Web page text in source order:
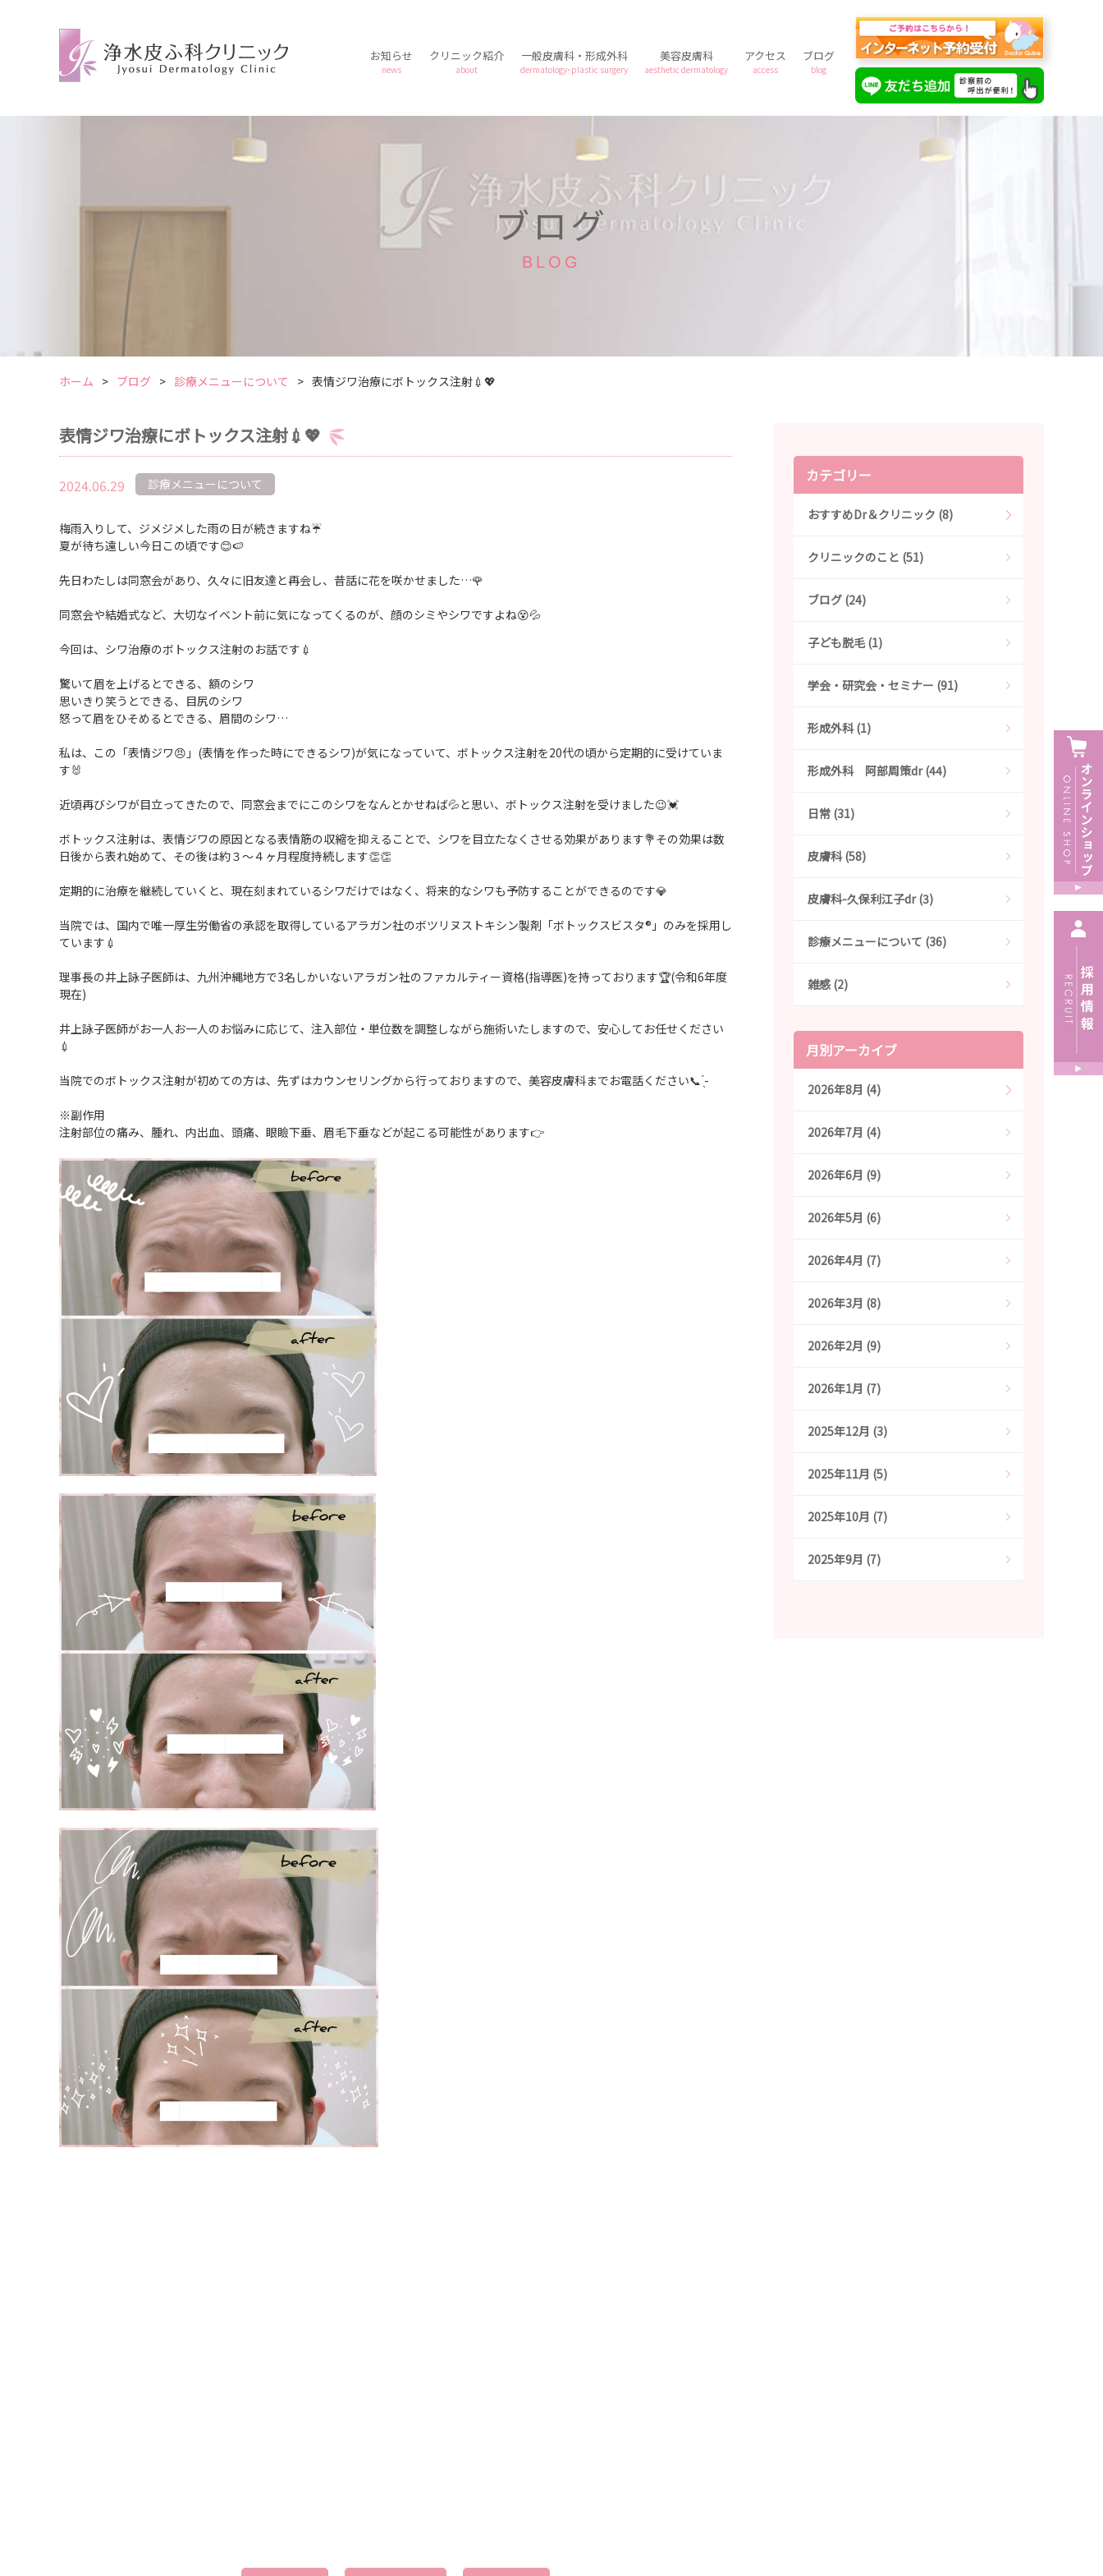
お知らせ
news
クリニック紹介
about
一般皮膚科・形成外科
dermatology･plastic surgery
美容皮膚科
aesthetic dermatology
アクセス
access
ブログ
blog
ブログ
BLOG
ホーム ブログ 診療メニューについて 表情ジワ治療にボトックス注射💉💖
表情ジワ治療にボトックス注射💉💖
2024.06.29 診療メニューについて
梅雨入りして、ジメジメした雨の日が続きますね☔
夏が待ち遠しい今日この頃です😊🍉
先日わたしは同窓会があり、久々に旧友達と再会し、 昔話に花を咲かせました…🌹
同窓会や結婚式など、大切なイベント前に気になってくるのが、 顔のシミやシワですよね😵💦
今回は、シワ治療のボトックス注射のお話です💉
驚いて眉を上げるとできる、額のシワ
思いきり笑うとできる、目尻のシワ
怒って眉をひそめるとできる、眉間のシワ…
私は、この「表情ジワ😠」(表情を作った時にできるシワ)が気になっていて、 ボトックス注射を20代の頃から定期的に受けていま
す🐰
近頃再びシワが目立ってきたので、 同窓会までにこのシワをなんとかせねば💦と思い、 ボトックス注射を受けました😉💓
ボトックス注射は、 表情ジワの原因となる表情筋の収縮を抑えることで、 シワを目立たなくさせる効果があります💐その効果は数
日後から表れ始めて、その後は約３～４ヶ月程度持続します👏👏
定期的に治療を継続していくと、 現在刻まれているシワだけではなく、 将来的なシワも予防することができるのです💎️
当院では、 国内で唯一厚生労働省の承認を取得しているアラガン社のボツリヌストキシン製剤「ボトックスビスタ®」のみを採用し
ています💉
理事長の井上詠子医師は、 九州沖縄地方で3名しかいないアラガン社のファカルティー資格(指導医)を持っております🏆(令和6年度
現在)
井上詠子医師がお一人お一人のお悩みに応じて、注入部位・ 単位数を調整しながら施術いたしますので、 安心してお任せください
💉
当院でのボトックス注射が初めての方は、 先ずはカウンセリングから行っておりますので、 美容皮膚科までお電話ください📞 ̖́-
※副作用
注射部位の痛み、腫れ、内出血、頭痛、眼瞼下垂、 眉毛下垂などが起こる可能性があります👉
カテゴリー
おすすめDr＆クリニック (8)
クリニックのこと (51)
ブログ (24)
子ども脱毛 (1)
学会・研究会・セミナー (91)
形成外科 (1)
形成外科 阿部周策dr (44)
日常 (31)
皮膚科 (58)
皮膚科-久保利江子dr (3)
診療メニューについて (36)
雑感 (2)
月別アーカイブ
2026年8月 (4)
2026年7月 (4)
2026年6月 (9)
2026年5月 (6)
2026年4月 (7)
2026年3月 (8)
2026年2月 (9)
2026年1月 (7)
2025年12月 (3)
2025年11月 (5)
2025年10月 (7)
2025年9月 (7)